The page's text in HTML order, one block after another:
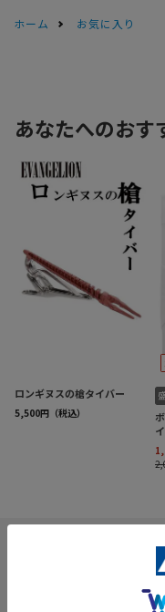
ホーム お気に入り